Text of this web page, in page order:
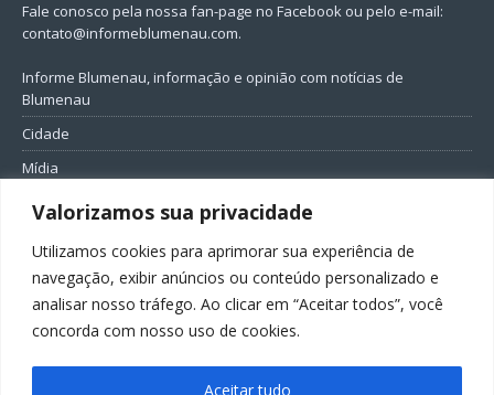
Valorizamos sua privacidade
Utilizamos cookies para aprimorar sua experiência de
navegação, exibir anúncios ou conteúdo personalizado e
analisar nosso tráfego. Ao clicar em “Aceitar todos”, você
concorda com nosso uso de cookies.
Aceitar tudo
Fale conosco pela nossa fan-page no Facebook ou pelo e-mail:
contato@informeblumenau.com.
Informe Blumenau, informação e opinião com notícias de
Blumenau
Cidade
Mídia
Entretenimento
Política
FIQUE CONECTADO